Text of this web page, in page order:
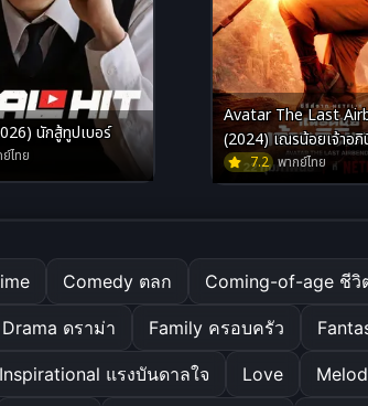
นักสู้ทูปเบอร์
ไทย
Avatar The Last
(2024) เณรน้อยเจ้าอภิ
7.2 พากย์ไทย
Comedy ตลก Coming-of-age ชีวิ
Drama ดราม่า Family ครอบครัว
Inspirational แรงบันดาลใจ Love